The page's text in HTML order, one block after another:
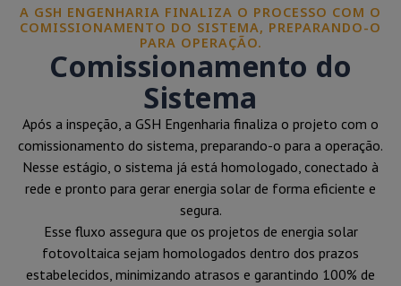
A GSH ENGENHARIA FINALIZA O PROCESSO COM O
COMISSIONAMENTO DO SISTEMA, PREPARANDO-O
PARA OPERAÇÃO.
Comissionamento do
Sistema
Após a inspeção, a GSH Engenharia finaliza o projeto com o
comissionamento do sistema, preparando-o para a operação.
Nesse estágio, o sistema já está homologado, conectado à
rede e pronto para gerar energia solar de forma eficiente e
segura.
Esse fluxo assegura que os projetos de energia solar
fotovoltaica sejam homologados dentro dos prazos
estabelecidos, minimizando atrasos e garantindo 100% de